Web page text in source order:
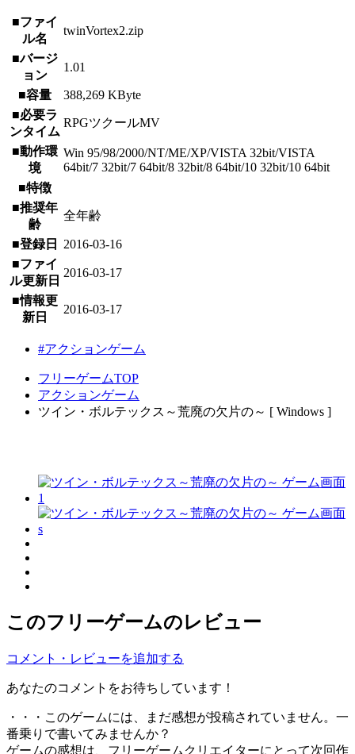
■ファイ
ル名
twinVortex2.zip
■バージ
ョン
1.01
■容量
388,269 KByte
■必要ラ
ンタイム
RPGツクールMV
■動作環
境
Win 95/98/2000/NT/ME/XP/VISTA 32bit/VISTA
64bit/7 32bit/7 64bit/8 32bit/8 64bit/10 32bit/10 64bit
■特徴
■推奨年
齢
全年齢
■登録日
2016-03-16
■ファイ
ル更新日
2016-03-17
■情報更
新日
2016-03-17
#アクションゲーム
フリーゲームTOP
アクションゲーム
ツイン・ボルテックス～荒廃の欠片の～ [ Windows ]
このフリーゲームのレビュー
コメント・レビューを追加する
あなたのコメントをお待ちしています！
・・・このゲームには、まだ感想が投稿されていません。一
番乗りで書いてみませんか？
ゲームの感想は、フリーゲームクリエイターにとって次回作